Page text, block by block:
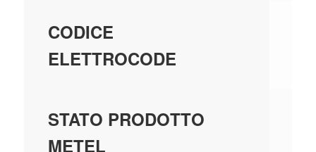
CODICE
ELETTROCODE
STATO PRODOTTO
METEL